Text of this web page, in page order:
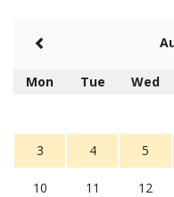
Mon Tue Wed
3 4 5
10 11 12